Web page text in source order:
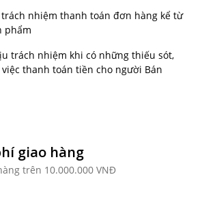
trách nhiệm thanh toán đơn hàng kể từ
phẩm
trách nhiệm khi có những thiếu sót,
thanh toán tiền cho người Bán
giao hàng
trên 10.000.000 VNĐ